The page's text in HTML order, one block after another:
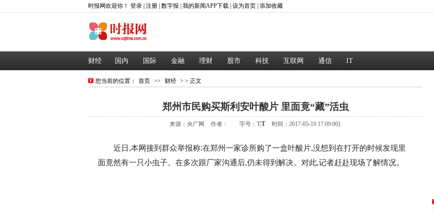
时报网欢迎你！ 登录 注册 数字报 我的新闻APP下载 设为首页 添加收藏
财经 国内 国际 金融 理财 股市 科技 互联网 通信 IT
您当前的位置： 首页 >> 财经 > > 正文
郑州市民购买斯利安叶酸片 里面竟“藏”活虫
来源：央广网 作者： 字号： TT 时间：2017-05-19 17:09:00}
近日,本网接到群众举报称:在郑州一家诊所购了一盒叶酸片,没想到在打开的时候发现里
面竟然有一只小虫子。在多次跟厂家沟通后,仍未得到解决。对此,记者赶赴现场了解情况。